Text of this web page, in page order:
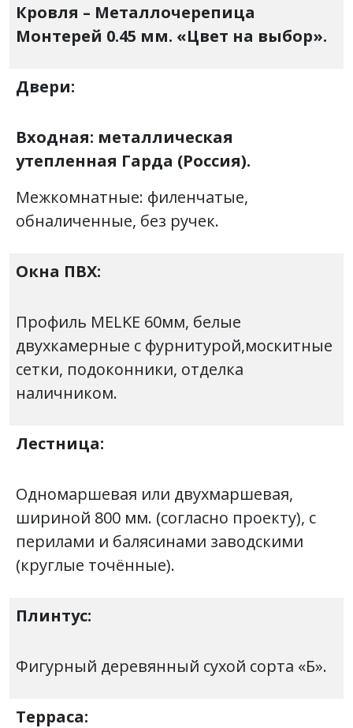
Кровля – Металлочерепица
Монтерей 0.45 мм. «Цвет на выбор».
Двери:
Входная: металлическая
утепленная Гарда (Россия).
Межкомнатные: филенчатые,
обналиченные, без ручек.
Окна ПВХ:
Профиль MELKE 60мм, белые
двухкамерные с фурнитурой,москитные
сетки, подоконники, отделка
наличником.
Лестница:
Одномаршевая или двухмаршевая,
шириной 800 мм. (согласно проекту), с
перилами и балясинами заводскими
(круглые точённые).
Плинтус:
Фигурный деревянный сухой сорта «Б».
Терраса: